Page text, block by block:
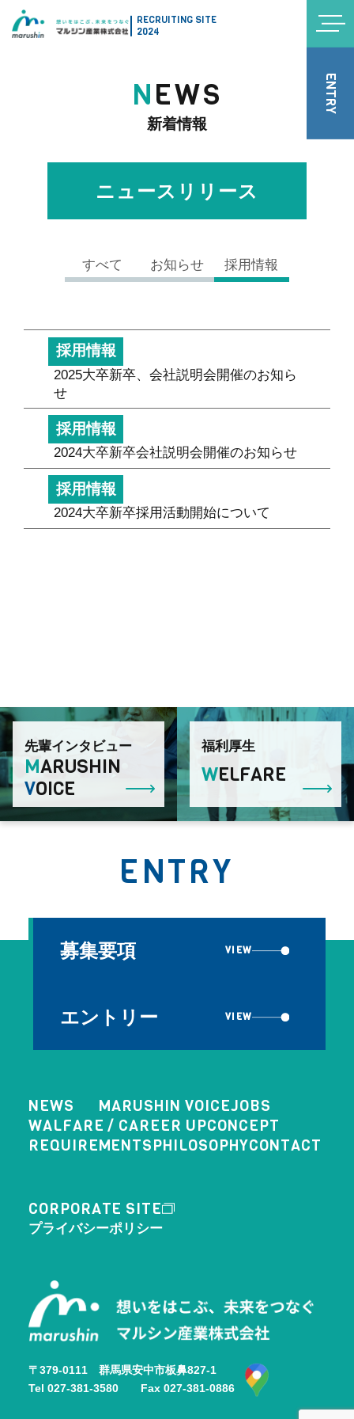
RECRUITING SITE
2024
ENTRY
NEWS
新着情報
ニュースリリース
すべて お知らせ 採用情報
採用情報
2025大卒新卒、会社説明会開催のお知ら
せ
採用情報
2024大卒新卒会社説明会開催のお知らせ
採用情報
2024大卒新卒採用活動開始について
先輩インタビュー
MARUSHIN
VOICE
福利厚生
WELFARE
ENTRY
募集要項 VIEW
エントリー VIEW
NEWS MARUSHIN VOICEJOBS
WALFARE / CAREER UPCONCEPT
REQUIREMENTSPHILOSOPHYCONTACT
CORPORATE SITE
プライバシーポリシー
〒379-0111 群馬県安中市板鼻827-1
Tel 027-381-3580 Fax 027-381-0886